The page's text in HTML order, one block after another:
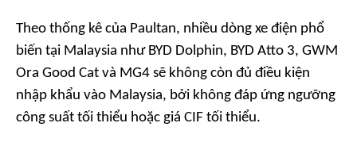
Theo thống kê của Paultan, nhiều dòng xe điện phổ
biến tại Malaysia như BYD Dolphin, BYD Atto 3, GWM
Ora Good Cat và MG4 sẽ không còn đủ điều kiện
nhập khẩu vào Malaysia, bởi không đáp ứng ngưỡng
công suất tối thiểu hoặc giá CIF tối thiểu.